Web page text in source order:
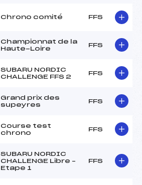
Chrono comité FFS
Championnat de la
Haute-Loire
FFS
SUBARU NORDIC
CHALLENGE FFS 2
FFS
Grand prix des
supeyres
FFS
Course test
chrono
FFS
SUBARU NORDIC
CHALLENGE Libre –
Etape 1
FFS